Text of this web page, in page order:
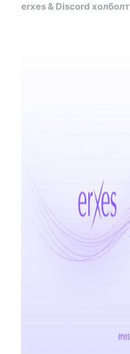
erxes & Discord холболт